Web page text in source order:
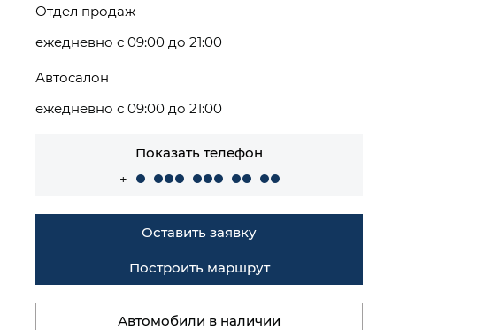
Отдел продаж
ежедневно с 09:00 до 21:00
Автосалон
ежедневно с 09:00 до 21:00
Показать телефон
+
Оставить заявку
Построить маршрут
Автомобили в наличии